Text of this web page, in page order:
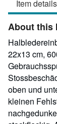
Item details
About this
22x13 cm,
oben und
kleinen